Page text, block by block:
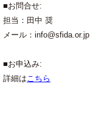
■お問合せ:
担当：田中 奨
メール：info@sfida.or.jp
■お申込み:
詳細は こちら